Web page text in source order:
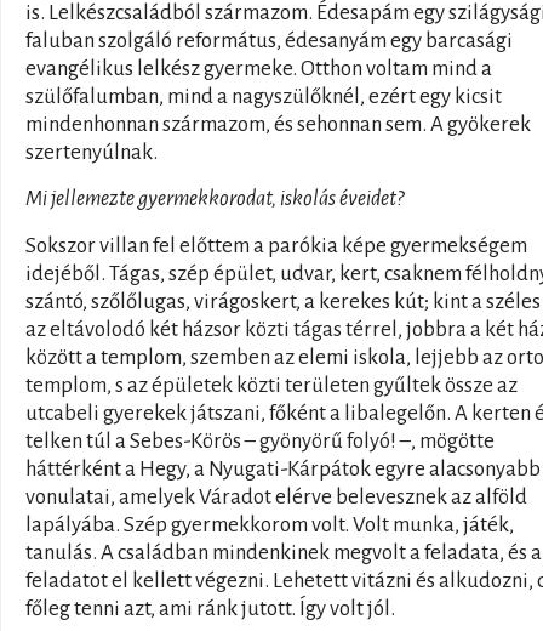
is. Lelkészcsaládból származom. Édesapám egy
faluban szolgáló református, édesanyám egy barcasági
evangélikus lelkész gyermeke. Otthon voltam mind a
szülőfalumban, mind a nagyszülőknél, ezért egy kicsit
mindenhonnan származom, és sehonnan sem. A gyökerek
szertenyúlnak.
Mi jellemezte gyermekkorodat, iskolás éveidet?
Sokszor villan fel előttem a parókia képe gyermekségem
idejéből. Tágas, szép épület, udvar, kert, csaknem
szántó, szőlőlugas, virágoskert, a kerekes kút; kint a
az eltávolodó két házsor közti tágas térrel, jobbra a két
között a templom, szemben az elemi iskola, lejjebb az
templom, s az épületek közti területen gyűltek össze az
utcabeli gyerekek játszani, főként a libalegelőn. A kerten
telken túl a Sebes-Körös – gyönyörű folyó! –, mögötte
háttérként a Hegy, a Nyugati-Kárpátok egyre alacsonyabb
vonulatai, amelyek Váradot elérve belevesznek az alföld
lapályába. Szép gyermekkorom volt. Volt munka, játék,
tanulás. A családban mindenkinek megvolt a feladata, és a
feladatot el kellett végezni. Lehetett vitázni és alkudozni,
főleg tenni azt, ami ránk jutott. Így volt jól.